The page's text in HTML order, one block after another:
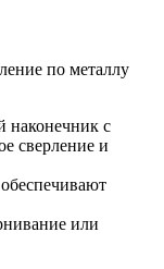
по металлу
наконечник с
сверление и
или